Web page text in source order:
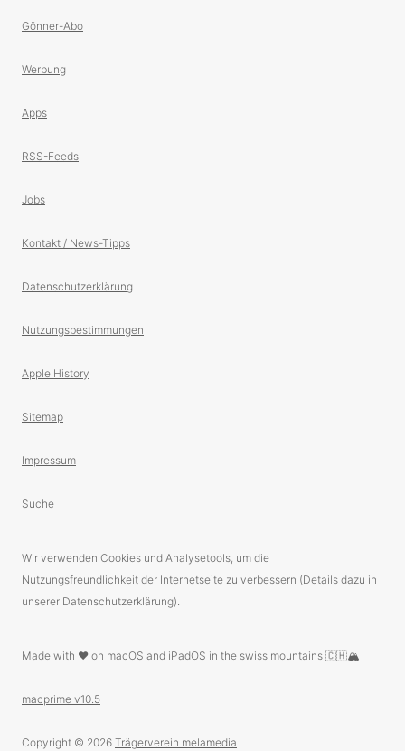
Gönner-Abo
Werbung
Apps
RSS-Feeds
Jobs
Kontakt / News-Tipps
Datenschutzerklärung
Nutzungsbestimmungen
Apple History
Sitemap
Impressum
Suche
Wir verwenden Cookies und Analysetools, um die
Nutzungsfreundlichkeit der Internetseite zu verbessern (Details dazu in
unserer Datenschutzerklärung).
Made with ❤️ on macOS and iPadOS in the swiss mountains 🇨🇭🏔
macprime v10.5
Copyright © 2026 Trägerverein melamedia